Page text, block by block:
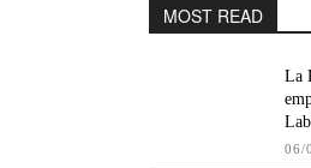
MOST READ
La
06/